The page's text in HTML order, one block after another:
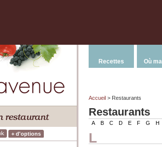
+ d'options
Recettes Où
Accueil > Restaurants
Restaurants
A B C D E F G H
L